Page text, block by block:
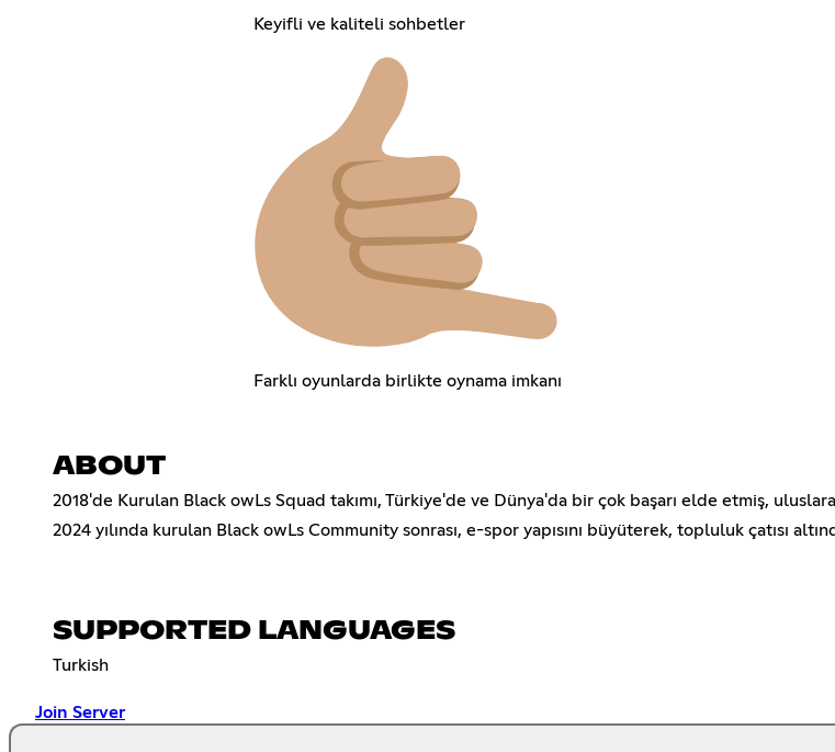
Keyifli ve kaliteli sohbetler
Farklı oyunlarda birlikte oynama imkanı
ABOUT
2018'de Kurulan Black owLs Squad takımı, Türkiye'de ve Dünya'da bir çok başarı elde etmiş,
2024 yılında kurulan Black owLs Community sonrası, e-spor yapısını büyüterek, topluluk çatısı
SUPPORTED LANGUAGES
Turkish
Join Server